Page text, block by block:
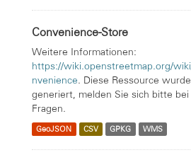
Convenience-Store
Weitere Informationen:
https://wiki.openstreetmap.org/
nvenience. Diese Ressource
generiert, melden Sie sich bitte
Fragen.
GeoJSON CSV GPKG WMS